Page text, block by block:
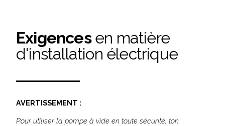
Exigences en matière
d'installation électrique
AVERTISSEMENT :
Pour utiliser la pompe à vide en toute sécurité, ton